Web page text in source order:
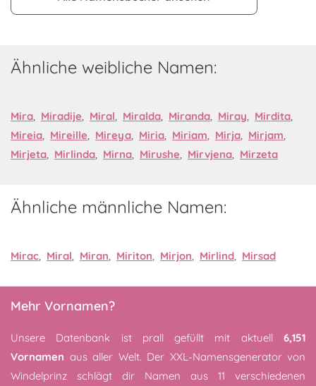
Ähnliche weibliche Namen:
Mira, Miradije, Miral, Miralda, Miranda, Miray, Mirdita,
Mireia, Mireille, Mireya, Miria, Miriam, Mirja, Mirjam,
Mirjeta, Mirlinda, Mirna, Mirushe, Mirvjena, Mirzeta
Ähnliche männliche Namen:
Mirac, Miral, Miran, Miriton, Mirjon, Mirlind, Mirsad
Mehr Vornamen?
Unsere Datenbank ist prall gefüllt mit aktuell 6,151
Vornamen aus aller Welt. Der XXL-Namensgenerator von
Windelprinz schlägt dir Namen aus 11 verschiedenen